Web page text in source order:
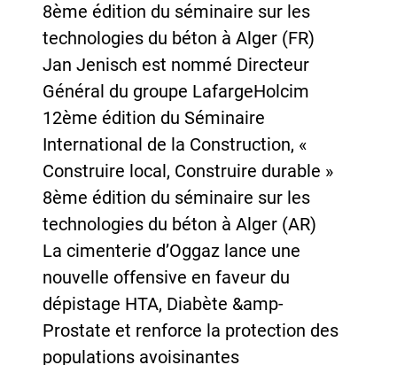
8ème édition du séminaire sur les
technologies du béton à Alger (FR)
Jan Jenisch est nommé Directeur
Général du groupe LafargeHolcim
12ème édition du Séminaire
International de la Construction, «
Construire local, Construire durable »
8ème édition du séminaire sur les
technologies du béton à Alger (AR)
La cimenterie d’Oggaz lance une
nouvelle offensive en faveur du
dépistage HTA, Diabète &amp-
Prostate et renforce la protection des
populations avoisinantes